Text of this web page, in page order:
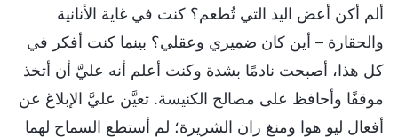
ألم أكن أعض اليد التي تُطعم؟ كنت في غاية الأنانية
والحقارة – أين كان ضميري وعقلي؟ بينما كنت أفكر في
كل هذا، أصبحت نادمًا بشدة وكنت أعلم أنه عليَّ أن أتخذ
موقفًا وأحافظ على مصالح الكنيسة. تعيَّن عليَّ الإبلاغ عن
أفعال ليو هوا ومنغ ران الشريرة؛ لم أستطع السماح لهما